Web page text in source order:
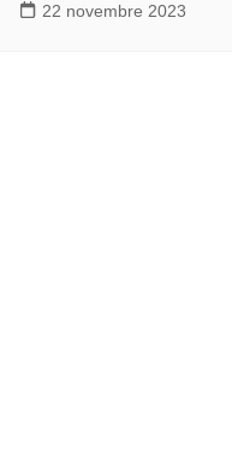
22 novembre 2023